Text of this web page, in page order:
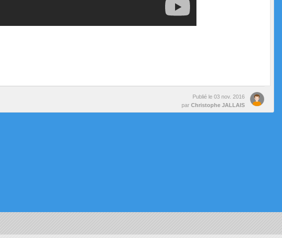
Publié le 03 nov. 2016
par Christophe JALLAIS